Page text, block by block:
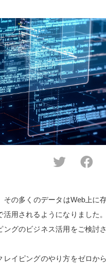
の多くのデータはWeb上に
用されるようになりました
グのビジネス活用をご検討
イピングのやり方をゼロか